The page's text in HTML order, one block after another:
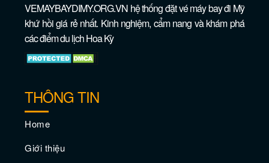
Đắm mình trong ánh nắng mặt trời tại
những bãi biển đẹp nhất Los Angeles
VEMAYBAYDIMY.ORG.VN hệ thống đặt vé máy bay đi Mỹ
khứ hồi giá rẻ nhất. Kinh nghiệm, cẩm nang và khám phá
các điểm du lịch Hoa Kỳ
THÔNG TIN
Home
Giới thiệu